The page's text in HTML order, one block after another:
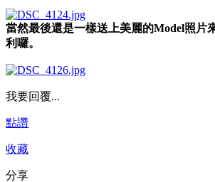
當然最後還是一樣送上美麗的Model照片
利囉。
我要回覆...
點讚
收藏
分享